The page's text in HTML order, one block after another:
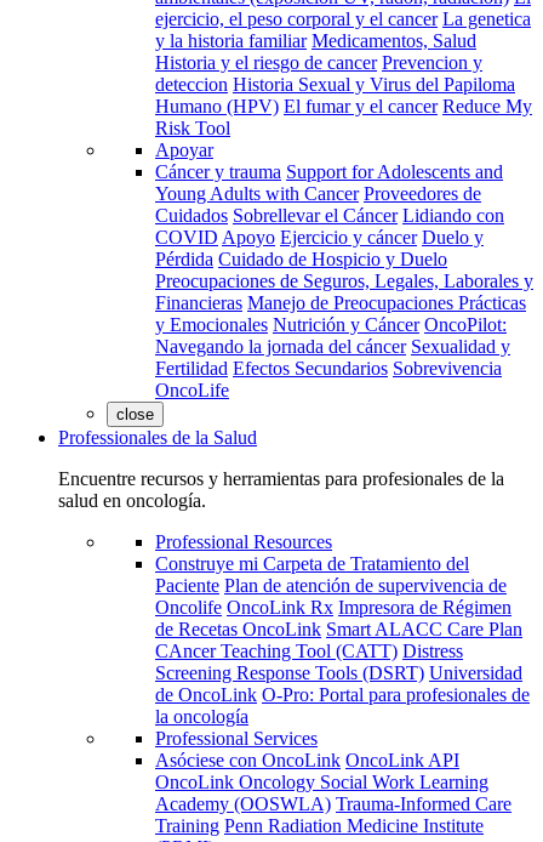
ejercicio, el peso corporal y el cancer La genetica
y la historia familiar Medicamentos, Salud
Historia y el riesgo de cancer Prevencion y
deteccion Historia Sexual y Virus del Papiloma
Humano (HPV) El fumar y el cancer Reduce My
Risk Tool
Apoyar
Cáncer y trauma Support for Adolescents and
Young Adults with Cancer Proveedores de
Cuidados Sobrellevar el Cáncer Lidiando con
COVID Apoyo Ejercicio y cáncer Duelo y
Pérdida Cuidado de Hospicio y Duelo
Preocupaciones de Seguros, Legales, Laborales y
Financieras Manejo de Preocupaciones Prácticas
y Emocionales Nutrición y Cáncer OncoPilot:
Navegando la jornada del cáncer Sexualidad y
Fertilidad Efectos Secundarios Sobrevivencia
OncoLife
close
Professionales de la Salud
Encuentre recursos y herramientas para profesionales de la
salud en oncología.
Professional Resources
Construye mi Carpeta de Tratamiento del
Paciente Plan de atención de supervivencia de
Oncolife OncoLink Rx Impresora de Régimen
de Recetas OncoLink Smart ALACC Care Plan
CAncer Teaching Tool (CATT) Distress
Screening Response Tools (DSRT) Universidad
de OncoLink O-Pro: Portal para profesionales de
la oncología
Professional Services
Asóciese con OncoLink OncoLink API
OncoLink Oncology Social Work Learning
Academy (OOSWLA) Trauma-Informed Care
Training Penn Radiation Medicine Institute